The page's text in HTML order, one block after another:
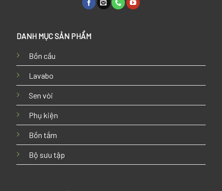
DANH MỤC SẢN PHẨM
Bồn cầu
Lavabo
Sen vòi
Phụ kiện
Bồn tắm
Bộ sưu tập